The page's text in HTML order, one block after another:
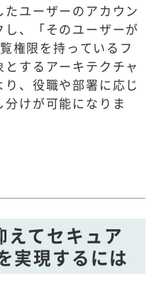
ユーザーのアカウン
し、「そのユーザーが
権限を持っているフ
するアーキテクチャ
、役職や部署に応じ
けが可能になりま
てセキュア
実現するには